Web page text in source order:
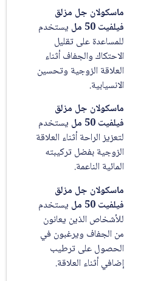
ماسكولان جل مزلق
يستخدم
للمساعدة على تقليل
الاحتكاك والجفاف أثناء
العلاقة الزوجية وتحسين
ماسكولان جل مزلق
يستخدم
لتعزيز الراحة أثناء العلاقة
الزوجية بفضل تركيبته
المائية الناعمة.
ماسكولان جل مزلق
يستخدم
للأشخاص الذين يعانون
من الجفاف ويرغبون في
الحصول على ترطيب
إضافي أثناء العلاقة.